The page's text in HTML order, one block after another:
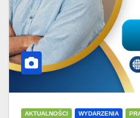
AKTUALNOŚCI WYDARZENIA